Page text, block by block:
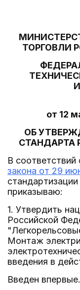
ТОРГОВЛИ
от 12
ОБ
СТАНДАРТА
В соответствий
закона от 29
приказываю:
1. Утвердить
Российской
Монтаж
введения в
Введен впервые.